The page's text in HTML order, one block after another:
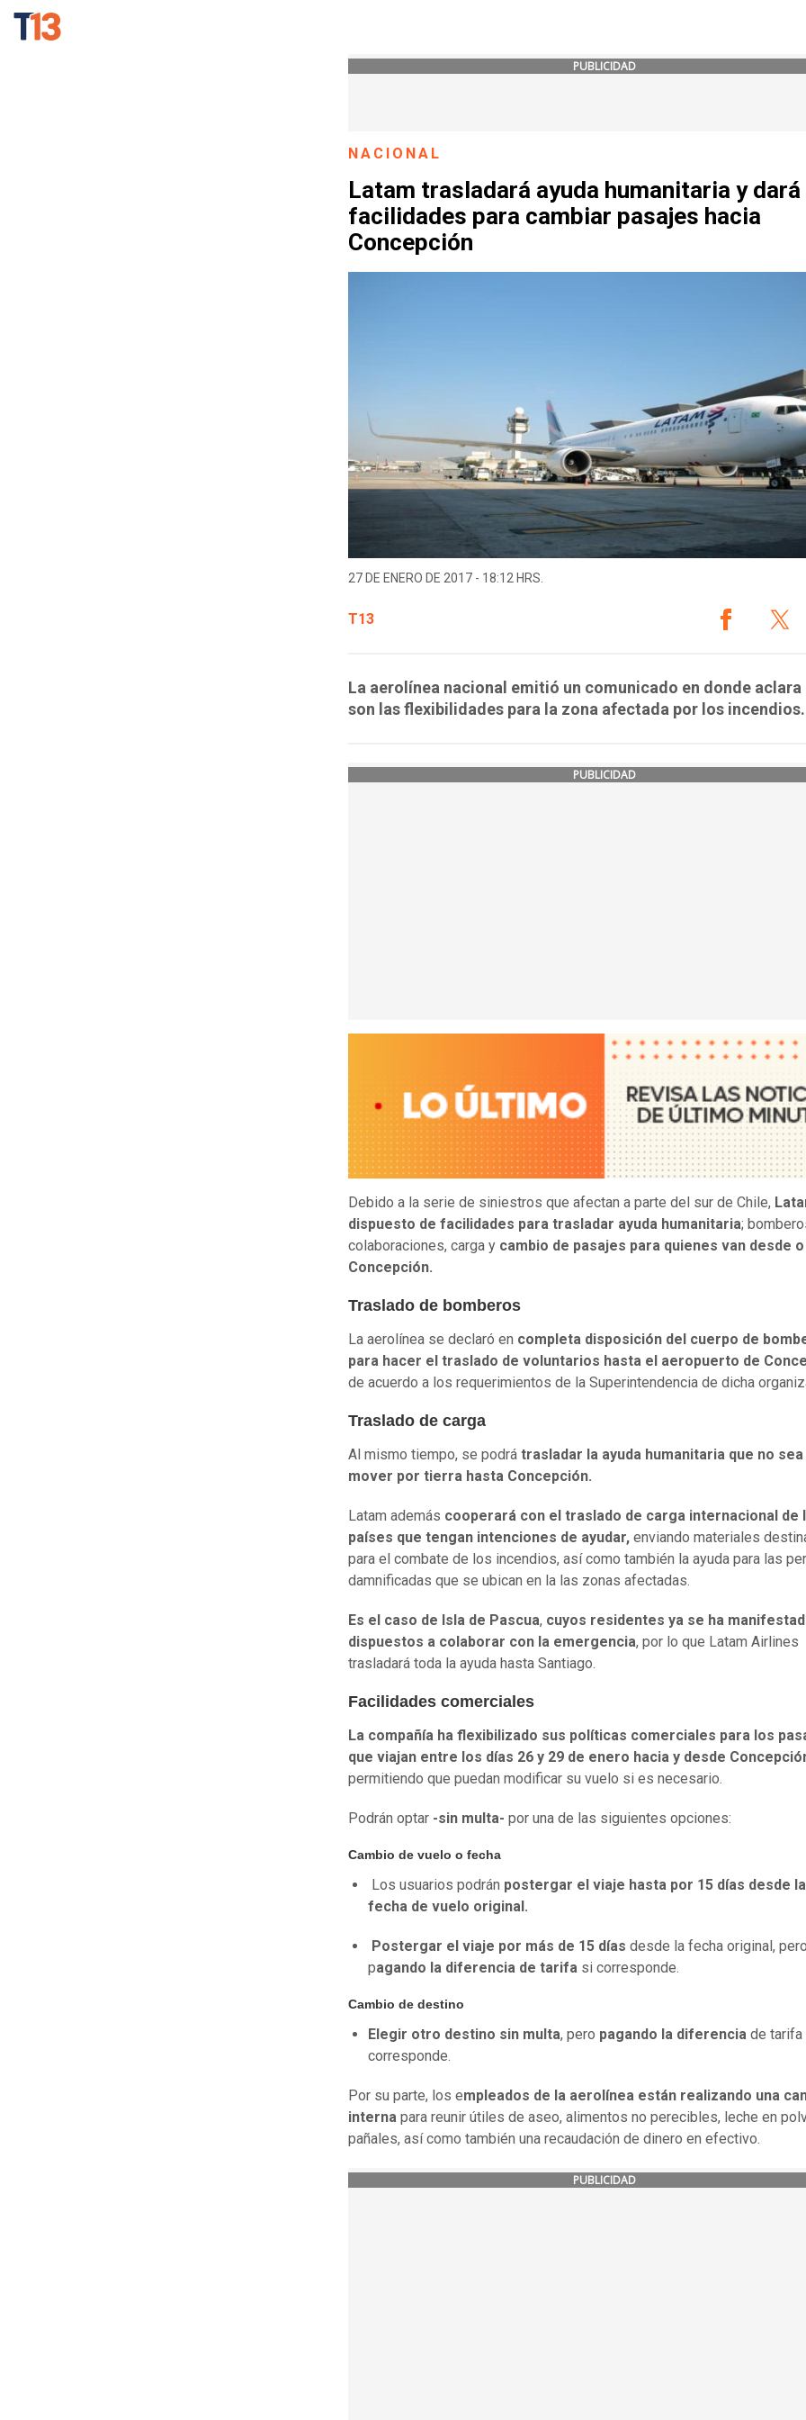
PUBLICIDAD
NACIONAL
Latam trasladará ayuda humanitaria y dará
facilidades para cambiar pasajes hacia
Concepción
27 DE ENERO DE 2017 - 18:12 HRS.
T13
La aerolínea nacional emitió un comunicado en donde aclara
son las flexibilidades para la zona afectada por los incendios.
PUBLICIDAD
Debido a la serie de siniestros que afectan a parte del sur de Chile,
dispuesto de facilidades para trasladar ayuda humanitaria;
colaboraciones, carga y cambio de pasajes para quienes van desde
Concepción.
Traslado de bomberos
La aerolínea se declaró en completa disposición del cuerpo de
para hacer el traslado de voluntarios hasta el aeropuerto de
de acuerdo a los requerimientos de la Superintendencia de dicha
Traslado de carga
Al mismo tiempo, se podrá trasladar la ayuda humanitaria que no
mover por tierra hasta Concepción.
Latam además cooperará con el traslado de carga internacional de
países que tengan intenciones de ayudar, enviando materiales
para el combate de los incendios, así como también la ayuda para las
damnificadas que se ubican en la las zonas afectadas.
Es el caso de Isla de Pascua, cuyos residentes ya se ha
dispuestos a colaborar con la emergencia, por lo que Latam Airlines
trasladará toda la ayuda hasta Santiago.
Facilidades comerciales
La compañía ha flexibilizado sus políticas comerciales para los
que viajan entre los días 26 y 29 de enero hacia y desde
permitiendo que puedan modificar su vuelo si es necesario.
Podrán optar -sin multa- por una de las siguientes opciones:
Cambio de vuelo o fecha
Los usuarios podrán postergar el viaje hasta por 15 días desde la
fecha de vuelo original.
Postergar el viaje por más de 15 días desde la fecha original,
pagando la diferencia de tarifa si corresponde.
Cambio de destino
Elegir otro destino sin multa, pero pagando la diferencia de tarifa
corresponde.
Por su parte, los empleados de la aerolínea están realizando una
interna para reunir útiles de aseo, alimentos no perecibles, leche en
pañales, así como también una recaudación de dinero en efectivo.
PUBLICIDAD